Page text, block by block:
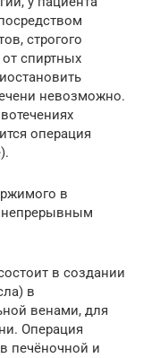
строгого
спиртных
невозможно.
операция
в
непрерывным
в создании
в
венами, для
Операция
печёночной и